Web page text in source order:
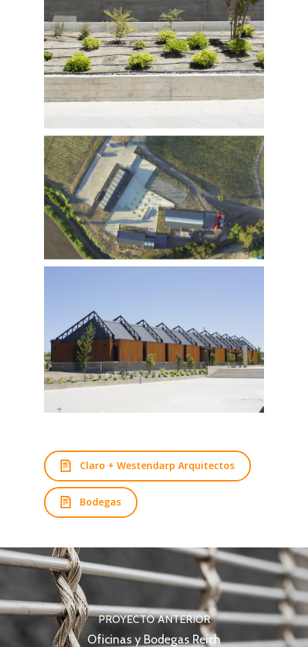
Claro + Westendarp Arquitectos
Bodegas
PROYECTO ANTERIOR
Oficinas y Bodegas Reich